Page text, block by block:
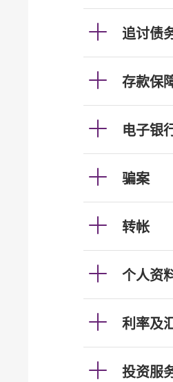
追讨债
存款保
电子银
骗案
转帐
个人资
利率及
投资服